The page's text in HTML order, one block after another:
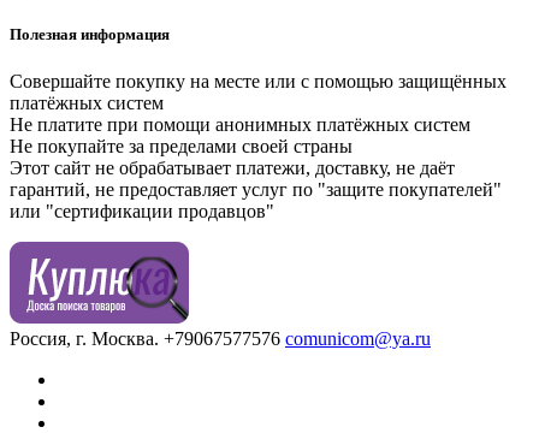
Полезная информация
Совершайте покупку на месте или с помощью защищённых
платёжных систем
Не платите при помощи анонимных платёжных систем
Не покупайте за пределами своей страны
Этот сайт не обрабатывает платежи, доставку, не даёт
гарантий, не предоставляет услуг по "защите покупателей"
или "сертификации продавцов"
Россия, г. Москва. +79067577576 comunicom@ya.ru